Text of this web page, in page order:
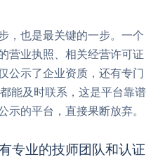
，也是最关键的一步。一个
营业执照、相关经营许可证
公示了企业资质，还有专门
能及时联系，这是平台靠谱
的平台，直接果断放弃。
专业的技师团队和认证